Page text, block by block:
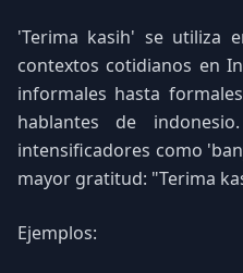
'Terima kasih' se utiliza
contextos cotidianos en
informales hasta
hablantes de
intensificadores como
mayor gratitud: "Terima
Ejemplos: